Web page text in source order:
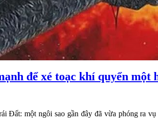
để xé toạc khí quyển một
một ngôi sao gần đây đã vừa phóng ra